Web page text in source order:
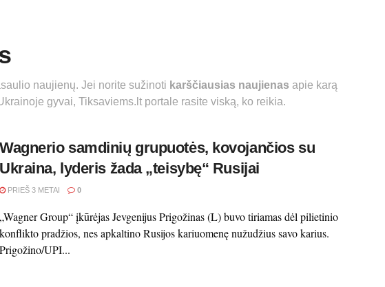
naujienų. Jei norite sužinoti karščiausias naujienas apie karą
gyvai, Tiksaviems.lt portale rasite viską, ko reikia.
Wagnerio samdinių grupuotės, kovojančios su
Ukraina, lyderis žada „teisybę“ Rusijai
PRIEŠ 3 METAI 0
„Wagner Group“ įkūrėjas Jevgenijus Prigožinas (L) buvo tiriamas dėl pilietinio
konflikto pradžios, nes apkaltino Rusijos kariuomenę nužudžius savo karius.
Prigožino/UPI...